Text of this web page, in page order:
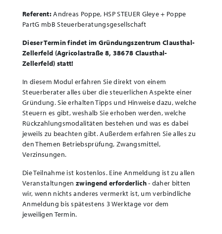
Referent:Andreas Poppe, HSP STEUER Gleye + Poppe
PartG mbB Steuerberatungsgesellschaft
Dieser Termin findet im Gründungszentrum Clausthal-
Zellerfeld (Agricolastraße 8, 38678 Clausthal-
Zellerfeld) statt!
In diesem Modul erfahren Sie direkt von einem
Steuerberater alles über die steuerlichen Aspekte einer
Gründung. Sie erhalten Tipps und Hinweise dazu, welche
Steuern es gibt, weshalb Sie erhoben werden, welche
Rückzahlungsmodalitäten bestehen und was es dabei
jeweils zu beachten gibt. Außerdem erfahren Sie alles zu
den Themen Betriebsprüfung, Zwangsmittel,
Verzinsungen.
Die Teilnahme ist kostenlos. Eine Anmeldung ist zu allen
Veranstaltungenzwingend erforderlich- daher bitten
wir, wenn nichts anderes vermerkt ist, um verbindliche
Anmeldung bis spätestens 3 Werktage vor dem
jeweiligen Termin.